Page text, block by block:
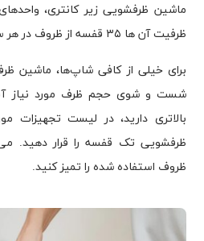
ماشین ظرفشویی زیر کانتری،
ظرفیت آن ها ۳۵ قفسه از ظروف در هر ساعت است.
برای خیلی از کافی شاپ‌ها، ماشین
شست و شوی حجم ظرف مورد نیاز
بالاتری دارید، در لیست تجهیزات
ظرفشویی تک قفسه را قرار دهید.
ظروف استفاده شده را تمیز کنید.